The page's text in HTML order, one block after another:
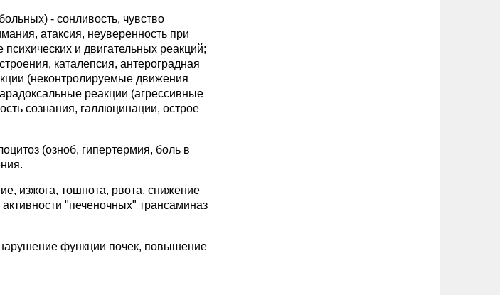
- сонливость, чувство
атаксия, неуверенность при
и двигательных реакций;
каталепсия, антероградная
(неконтролируемые движения
реакции (агрессивные
сознания, галлюцинации, острое
(озноб, гипертермия, боль в
изжога, тошнота, рвота, снижение
"печеночных" трансаминаз
функции почек, повышение